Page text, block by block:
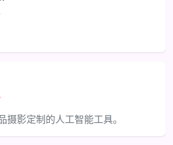
摄影定制的人工智能工具。